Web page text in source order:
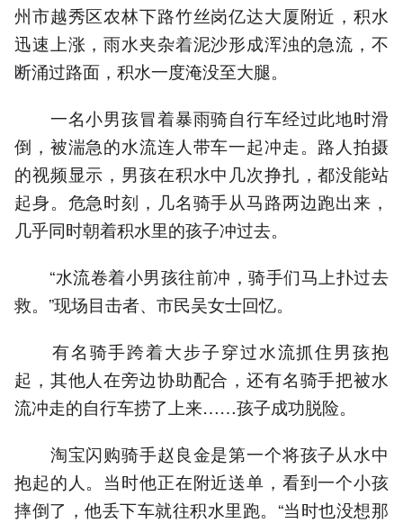
州市越秀区农林下路竹丝岗亿达大厦附近，积水
迅速上涨，雨水夹杂着泥沙形成浑浊的急流，不
断涌过路面，积水一度淹没至大腿。
一名小男孩冒着暴雨骑自行车经过此地时滑
倒，被湍急的水流连人带车一起冲走。路人拍摄
的视频显示，男孩在积水中几次挣扎，都没能站
起身。危急时刻，几名骑手从马路两边跑出来，
几乎同时朝着积水里的孩子冲过去。
“水流卷着小男孩往前冲，骑手们马上扑过去
救。”现场目击者、市民吴女士回忆。
有名骑手跨着大步子穿过水流抓住男孩抱
起，其他人在旁边协助配合，还有名骑手把被水
流冲走的自行车捞了上来……孩子成功脱险。
淘宝闪购骑手赵良金是第一个将孩子从水中
抱起的人。当时他正在附近送单，看到一个小孩
摔倒了，他丢下车就往积水里跑。“当时也没想那